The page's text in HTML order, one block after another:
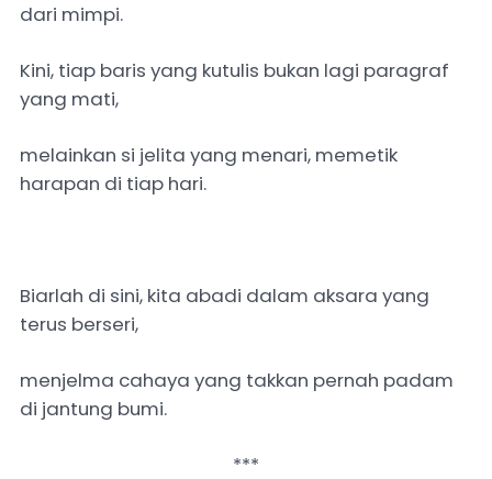
dari mimpi.
Kini, tiap baris yang kutulis bukan lagi paragraf
yang mati,
melainkan si jelita yang menari, memetik
harapan di tiap hari.
Biarlah di sini, kita abadi dalam aksara yang
terus berseri,
menjelma cahaya yang takkan pernah padam
di jantung bumi.
***